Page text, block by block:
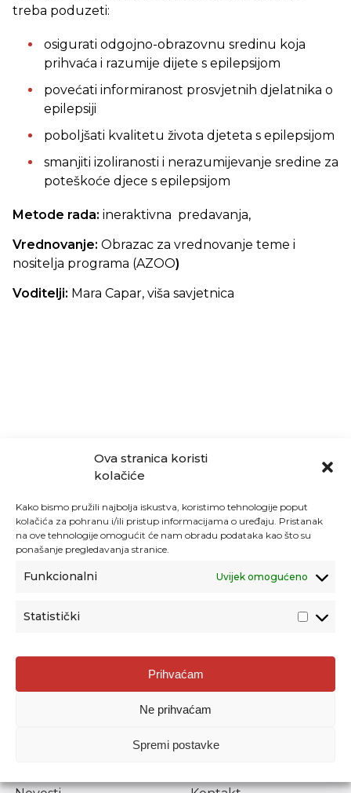
Ova stranica koristi
kolačiće
Kako bismo pružili najbolja iskustva, koristimo tehnologije poput
kolačića za pohranu i/ili pristup informacijama o uređaju. Pristanak
na ove tehnologije omogućit će nam obradu podataka kao što su
ponašanje pregledavanja stranice.
Funkcionalni Uvijek omogućeno
Statistički
Prihvaćam
Ne prihvaćam
Spremi postavke
treba poduzeti:
osigurati odgojno-obrazovnu sredinu koja
prihvaća i razumije dijete s epilepsijom
povećati informiranost prosvjetnih djelatnika o
epilepsiji
poboljšati kvalitetu života djeteta s epilepsijom
smanjiti izoliranosti i nerazumijevanje sredine za
poteškoće djece s epilepsijom
Metode rada: ineraktivna predavanja,
Vrednovanje: Obrazac za vrednovanje teme i
nositelja programa (AZOO)
Voditelji: Mara Capar, viša savjetnica
Agencija za odgoj i obrazovanje
Donje Svetice 38, 10000 Zagreb
1778129
Prenošenje sadržaja dopušteno je uz navođenje izvora.